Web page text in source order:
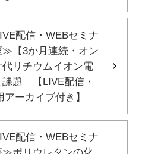
配信・WEBセミナ
【3か月連続・オン
リチウムイオン電
題 【LIVE配信・
ーカイブ付き】
配信・WEBセミナ